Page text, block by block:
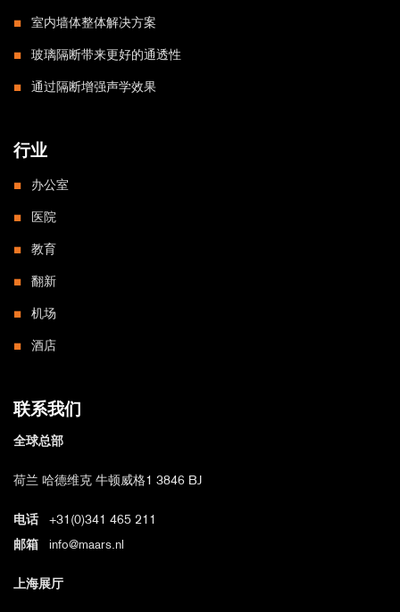
室内墙体整体解决方案
玻璃隔断带来更好的通透性
通过隔断增强声学效果
行业
办公室
医院
教育
翻新
机场
酒店
联系我们
全球总部
荷兰 哈德维克 牛顿威格1 3846 BJ
电话
+31(0)341 465 211
邮箱
info@maars.nl
上海展厅